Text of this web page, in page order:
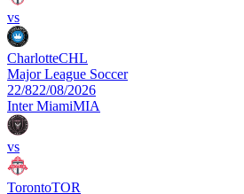
vs
CharlotteCHL
Major League Soccer
22/822/08/2026
Inter MiamiMIA
vs
TorontoTOR